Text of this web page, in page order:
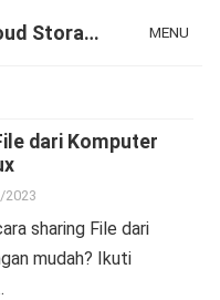
TeraBox Blog | 1TB Free Cloud Storage & All-in-One AI Space MENU
dari Komputer
2023
sharing File dari
mudah? Ikuti